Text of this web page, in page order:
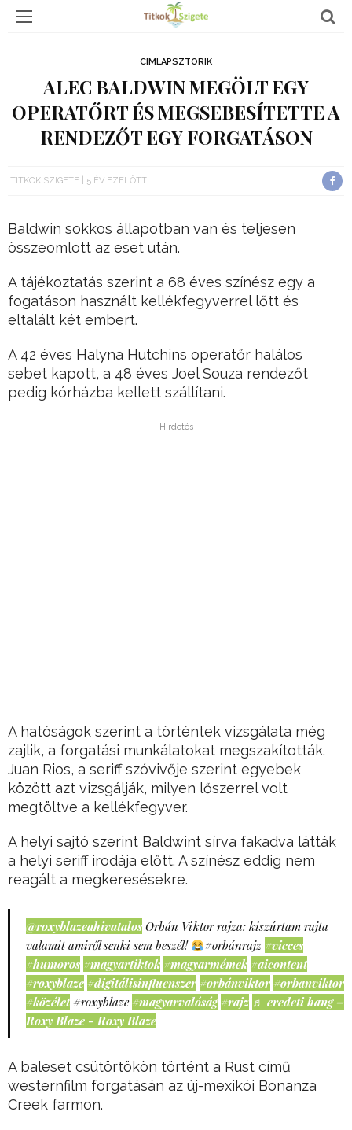
CÍMLAPSZTORIK
ALEC BALDWIN MEGÖLT EGY
OPERATŐRT ÉS MEGSEBESÍTETTE A
RENDEZŐT EGY FORGATÁSON
TITKOK SZIGETE 5 ÉV EZELŐTT
Baldwin sokkos állapotban van és teljesen
összeomlott az eset után.
A tájékoztatás szerint a 68 éves színész egy a
fogatáson használt kellékfegyverrel lőtt és
eltalált két embert.
A 42 éves Halyna Hutchins operatőr halálos
sebet kapott, a 48 éves Joel Souza rendezőt
pedig kórházba kellett szállítani.
Hirdetés
A hatóságok szerint a történtek vizsgálata még
zajlik, a forgatási munkálatokat megszakították.
Juan Rios, a seriff szóvivője szerint egyebek
között azt vizsgálják, milyen lőszerrel volt
megtöltve a kellékfegyver.
A helyi sajtó szerint Baldwint sírva fakadva látták
a helyi seriff irodája előtt. A színész eddig nem
reagált a megkeresésekre.
@roxyblazeahivatalos Orbán Viktor rajza: kiszúrtam rajta
valamit amiről senki sem beszél!
#orbánrajz #vicces
#humoros #magyartiktok #magyarmémek #aicontent
#roxyblaze #digitálisinfluenszer #orbánviktor #orbanviktor
#közélet #roxyblaze #magyarvalóság #rajz ♬ eredeti hang –
Roxy Blaze - Roxy Blaze
A baleset csütörtökön történt a Rust című
westernfilm forgatásán az új-mexikói Bonanza
Creek farmon.